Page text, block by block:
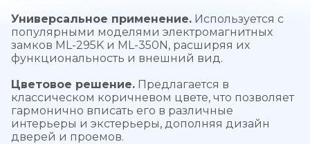
Универсальное применение. Используется с
популярными моделями электромагнитных
замков ML-295K и ML-350N, расширяя их
функциональность и внешний вид.
Цветовое решение. Предлагается в
классическом коричневом цвете, что позволяет
гармонично вписать его в различные
интерьеры и экстерьеры, дополняя дизайн
дверей и проемов.